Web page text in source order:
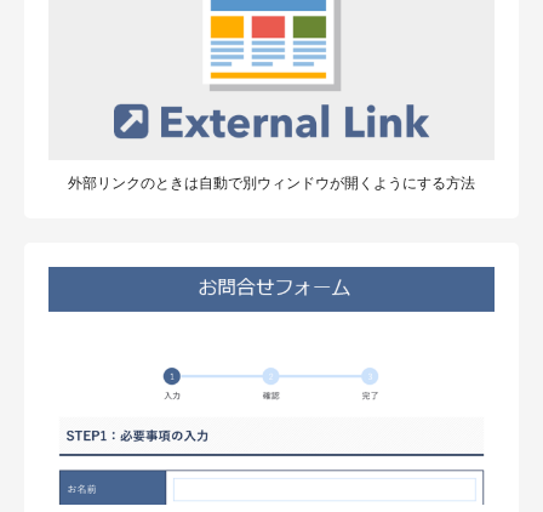
外部リンクのときは自動で別ウィンドウが開くようにする方法